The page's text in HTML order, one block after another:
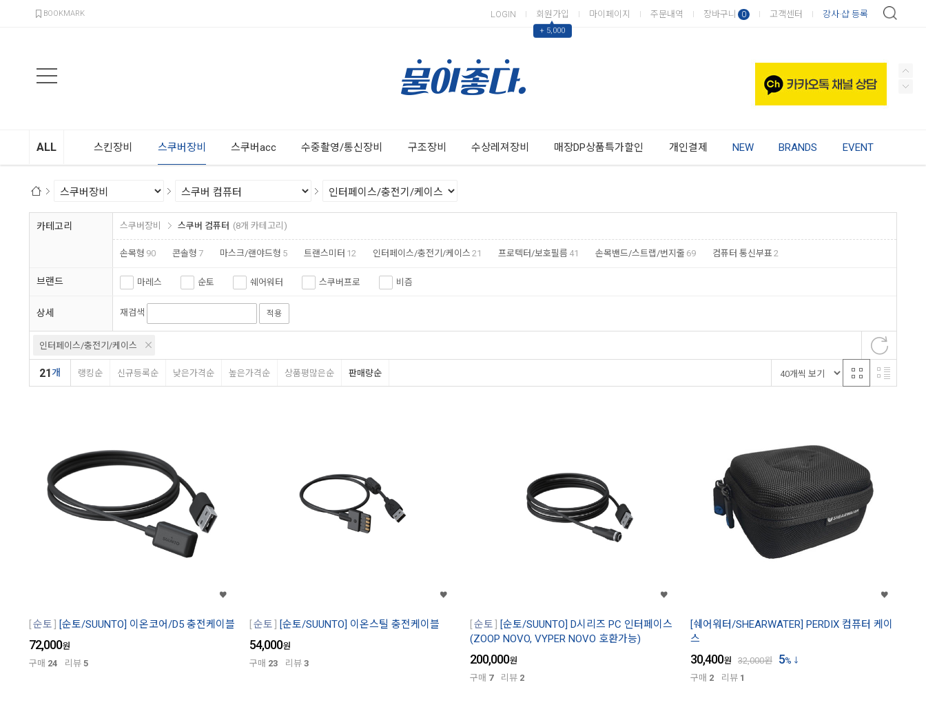
BOOKMARK LOGIN 회원가입
▲
+ 5,000
마이페이지 주문내역 장바구니 0 고객센터 강사·샵 등록
ALL 스킨장비 스쿠버장비 스쿠버acc 수중촬영/통신장비 구조장비 수상레져장비 매장DP상품특가할인 개인결제 NEW BRANDS EVENT
카테고리 스쿠버장비 스쿠버 컴퓨터 (8개 카테고리)
손목형 90 콘솔형 7 마스크/랜야드형 5 트랜스미터 12 인터페이스/충전기/케이스 21 프로텍터/보호필름 41 손목밴드/스트랩/번지줄 69 컴퓨터 통신부표 2
브랜드 마레스 순토 쉐어워터 스쿠버프로 비즘
상세 재검색 적용
인터페이스/충전기/케이스
21개 랭킹순 신규등록순 낮은가격순 높은가격순 상품평많은순 판매량순
순토 [순토/SUUNTO] 이온코어/D5 충전케이블
72,000원
구매 24 리뷰 5
순토 [순토/SUUNTO] 이온스틸 충전케이블
54,000원
구매 23 리뷰 3
순토
[순토/SUUNTO] D시리즈 PC 인터페이스
(ZOOP NOVO, VYPER NOVO 호환가능)
200,000원
구매 7 리뷰 2
[쉐어워터/SHEARWATER] PERDIX 컴퓨터 케이
스
30,400원 32,000원 5%
구매 2 리뷰 1